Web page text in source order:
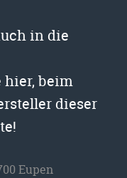
in die
hier, beim
dieser
Eupen